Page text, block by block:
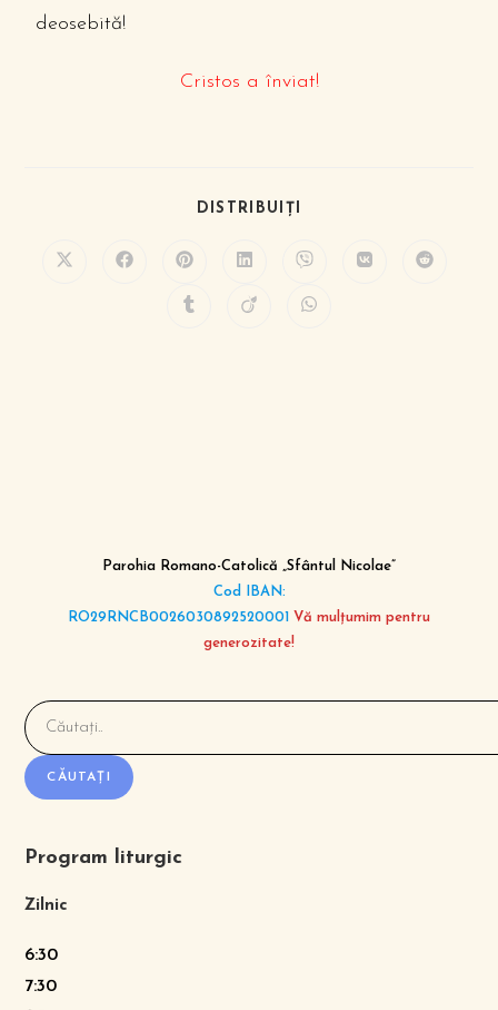
deosebită!
Cristos a înviat!
DISTRIBUIȚI
Parohia Romano-Catolică „Sfântul Nicolae”
Cod IBAN:
RO29RNCB0026030892520001 Vă mulțumim pentru
generozitate!
CĂUTAȚI
Program liturgic
Zilnic
6:30
7:30